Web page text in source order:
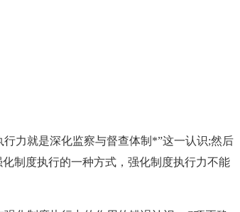
行力就是深化监察与督查体制*”这一认识;然后
制度执行的一种方式，强化制度执行力不能